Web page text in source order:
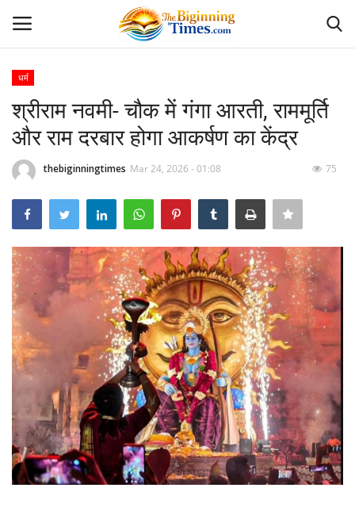
Home
अपराध
Contact
दैनिक पंचांग
दैनिक राशिफल
देश
विदेश
छत्तीसगढ़
राजनीति
धर्म
श्रीराम नवमी- चौक में गंगा आरती, राममूर्ति
और राम दरबार होगा आकर्षण का केंद्र
thebiginningtimes Mar 24, 2026 - 01:08 75